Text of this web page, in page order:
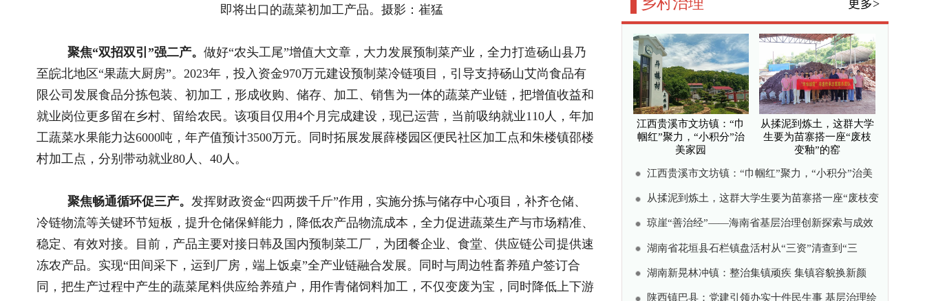
推荐阅读
2026全国和美乡村乒乓球大赛在宁夏灵武圆..
国新办举行新闻发布会 介绍2026年上半年..
国新办举行新闻发布会 介绍东西部协作工..
国务院关于印发《加快农业农村现代化 “..
“三农”题材新大众文艺作品开始征集啦！..
“三农”题材新大众文艺作品征集展示活动..
相关文章
一枚“豇豆芯”赋能乡村振兴..
以突泉蛹虫草为产业引擎 景方农业走出北..
产业破题见琼州诚意
北纬28°黄金产稻带！平江这款山溪米藏着自..
万亩青山育金叶 有机生态润茶乡..
010—59195820
联系我们 | 网站介绍 | 管理团队 | 欢迎投稿 | 杂志订阅 | 网站声明 | 海南海品专栏 |